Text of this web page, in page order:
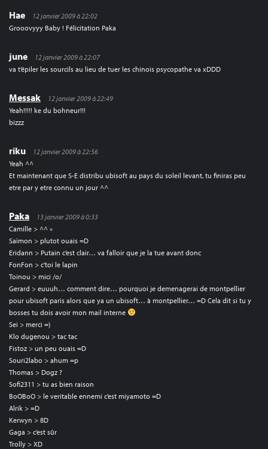
Hae
12 janvier 2009 à 22:02
Grooovyyy Baby ! Félicitation Paka
june
12 janvier 2009 à 22:07
va t’épiler les sourcils au lieu de tuer les chinois psycopathe va xDDD
Messak
12 janvier 2009 à 22:49
Yeah!!!!! ke du bohneur!!!
bizzz
riku
12 janvier 2009 à 22:56
Yeah ^^
Et maintenant que S-E distribu ubisoft au pays du soleil levant, tu finiras peu
etre par y etre connu un jour ^^
Paka
13 janvier 2009 à 0:33
Camille > ^^ »
Saïmon > plutot ouais =D
Eridann > Putain c’est clair… va falloir que je la tue avant donc
FonFon > c’toi le lapin
Toinou > mici /o/
Gerard > euuuh… comment dire… pourquoi je demenagerai de montpellier
pour ubisoft paris alors que ya un ubisoft… à montpellier… =D Cela dit si tu y
bosses tu dois avoir mon mail interne
Sei > merci =)
Klo dugenou > tac tac
Fistoz > un peu ouais =D
Souri2labo > ahum =p
Thomas > Dogz ?
Sofi2311 > tu as bien raison
BoOBoO > le veritable ennemi c’est miyamoto =D
Alrik > =D
Kerwyn > 8D
Gaga > c’est sûr
Trolly > XD